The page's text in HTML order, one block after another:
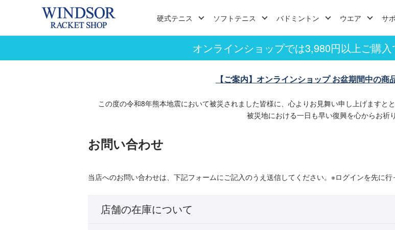
硬式テニス ソフトテニス バドミントン ウエア サ
オンラインショップでは3,980円以上ご購入
【ご案内】オンラインショップ お盆期間中の商
この度の令和8年熊本地震において被災されました皆様に、心よりお見舞い申し上げますと
被災地における一日も早い復興を心からお祈
お問い合わせ
当店へのお問い合わせは、下記フォームにご記入のうえ送信してください。※ログインを先に
店舗の在庫について